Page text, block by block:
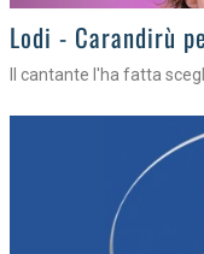
Lodi - Carandirù
Il cantante l'ha fatta